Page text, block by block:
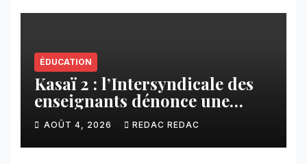
ÉDUCATION
Kasaï 2 : l’Intersyndicale des
enseignants dénonce une
contribution financière
imposée aux écoles de la
CNCA
AOÛT 4, 2026 REDAC REDAC